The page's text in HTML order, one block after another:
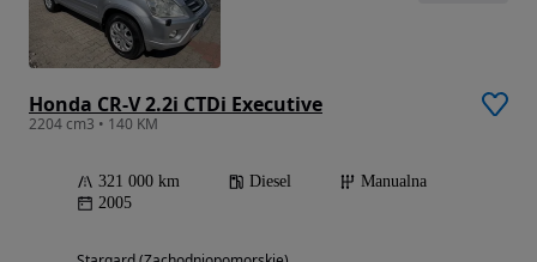
Honda CR-V 2.2i CTDi Executive
2204 cm3 • 140 KM
321 000 km Diesel
Manualna
2005